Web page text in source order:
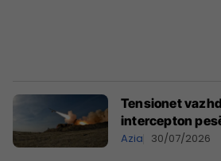
Tensionet
intercepton
Azia 30/07/2026